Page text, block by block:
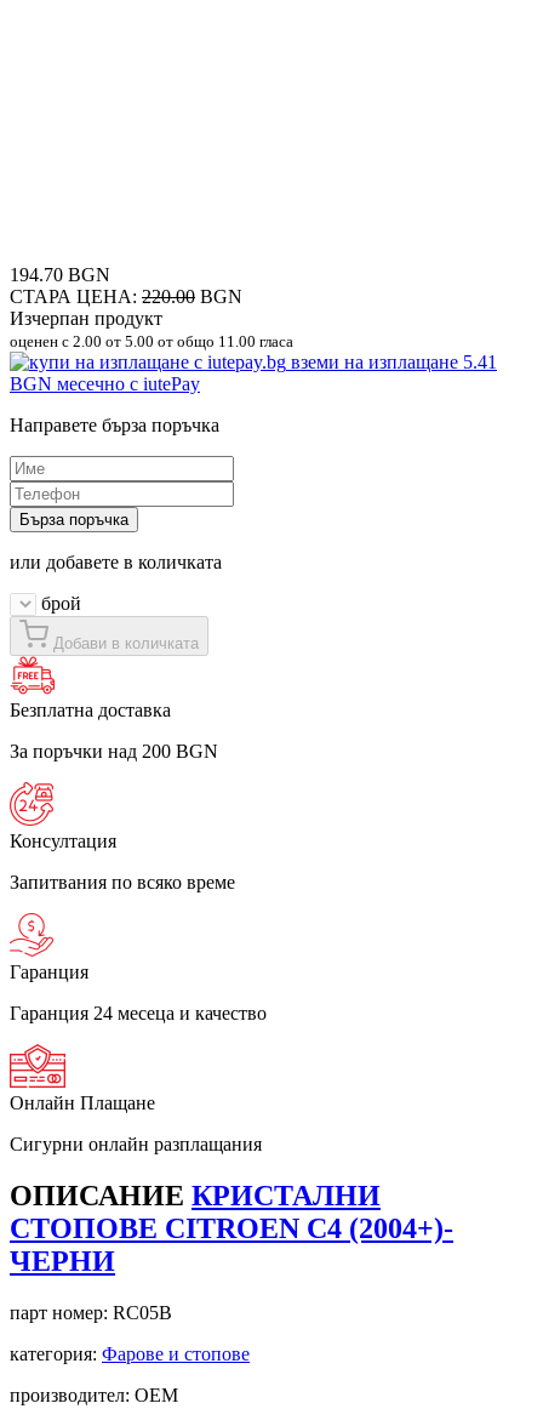
194.70 BGN
СТАРА ЦЕНА: 220.00 BGN
Изчерпан продукт
оценен с 2.00 от 5.00 от общо 11.00 гласа
вземи на изплащане 5.41
BGN месечно с iutePay
Направете бърза поръчка
Бърза поръчка
или добавете в количката
брой
Добави в количката
Безплатна доставка
За поръчки над 200 BGN
Консултация
Запитвания по всяко време
Гаранция
Гаранция 24 месеца и качество
Онлайн Плащане
Сигурни онлайн разплащания
ОПИСАНИЕ КРИСТАЛНИ
СТОПОВЕ CITROEN C4 (2004+)-
ЧЕРНИ
парт номер: RC05B
категория: Фарове и стопове
производител: OEM